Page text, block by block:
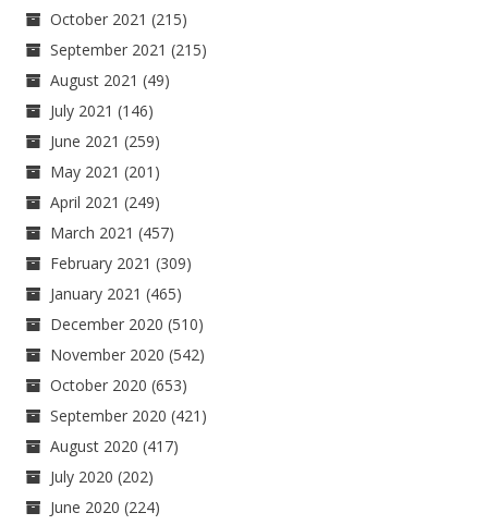
October 2021 (215)
September 2021 (215)
August 2021 (49)
July 2021 (146)
June 2021 (259)
May 2021 (201)
April 2021 (249)
March 2021 (457)
February 2021 (309)
January 2021 (465)
December 2020 (510)
November 2020 (542)
October 2020 (653)
September 2020 (421)
August 2020 (417)
July 2020 (202)
June 2020 (224)